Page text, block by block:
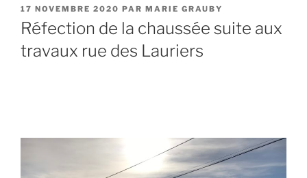
PUBLIÉ
LE
17 NOVEMBRE 2020 PAR MARIE GRAUBY
Réfection de la chaussée suite aux
travaux rue des Lauriers